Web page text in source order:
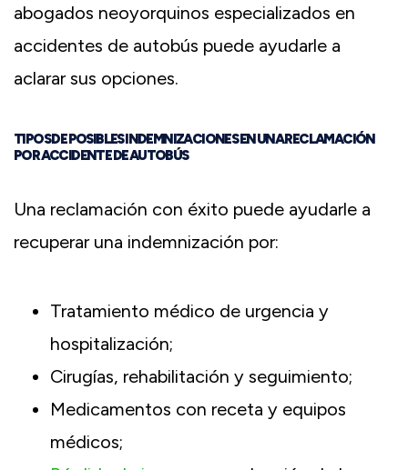
abogados neoyorquinos especializados en
accidentes de autobús puede ayudarle a
aclarar sus opciones.
TIPOS DE POSIBLES INDEMNIZACIONES EN UNA RECLAMACIÓN
POR ACCIDENTE DE AUTOBÚS
Una reclamación con éxito puede ayudarle a
recuperar una indemnización por:
Tratamiento médico de urgencia y
hospitalización;
Cirugías, rehabilitación y seguimiento;
Medicamentos con receta y equipos
médicos;